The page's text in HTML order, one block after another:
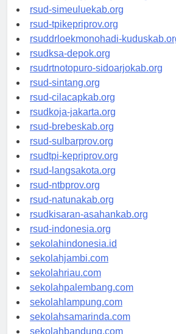
rsud-tanjungpinangkota.org
rsud-simeuluekab.org
rsud-tpikepriprov.org
rsuddrloekmonohadi-kuduskab.org
rsudksa-depok.org
rsudrtnotopuro-sidoarjokab.org
rsud-sintang.org
rsud-cilacapkab.org
rsudkoja-jakarta.org
rsud-brebeskab.org
rsud-sulbarprov.org
rsudtpi-kepriprov.org
rsud-langsakota.org
rsud-ntbprov.org
rsud-natunakab.org
rsudkisaran-asahankab.org
rsud-indonesia.org
sekolahindonesia.id
sekolahjambi.com
sekolahriau.com
sekolahpalembang.com
sekolahlampung.com
sekolahsamarinda.com